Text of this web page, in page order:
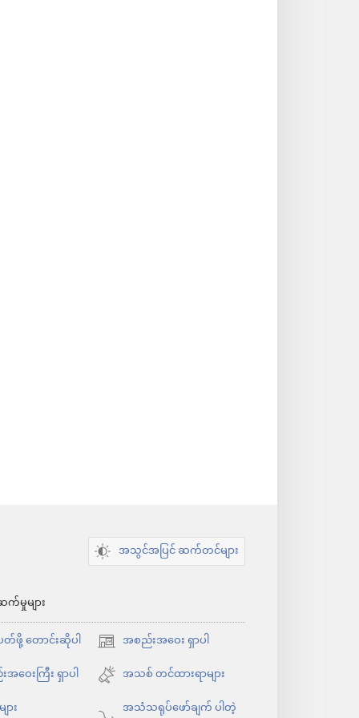
အသွင်အပြင် ဆက်တင်များ
မှုများ
ဖို့ တောင်းဆိုပါ
အစည်းအဝေး ရှာပါ
(window
အသစ်
ဝေးကြီး ရှာပါ
အသစ် တင်ထားရာများ
ား
အသံသရုပ်ဖော်ချက် ပါတဲ့